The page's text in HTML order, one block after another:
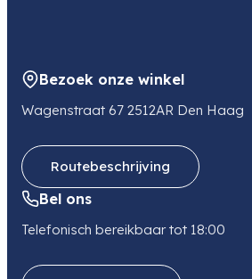
Bezoek onze winkel
Wagenstraat 67 2512AR Den Haag
Routebeschrijving
Bel ons
Telefonisch bereikbaar tot 18:00